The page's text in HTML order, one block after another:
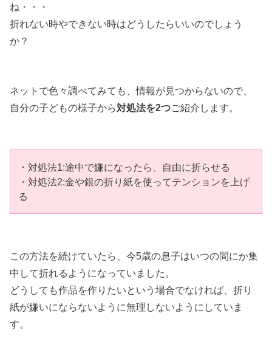
ね・・・
折れない時やできない時はどうしたらいいのでしょう
か？
ネットで色々調べてみても、情報が見つからないので、
自分の子どもの様子から対処法を2つご紹介します。
・対処法1:途中で嫌になったら、自由に折らせる
・対処法2:金や銀の折り紙を使ってテンションを上げ
る
この方法を続けていたら、今5歳の息子はいつの間にか集
中して折れるようになっていました。
どうしても作品を作りたいという場合でなければ、折り
紙が嫌いにならないように無理しないようにしていま
す。